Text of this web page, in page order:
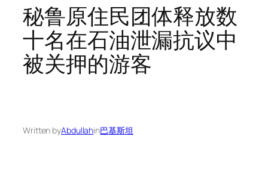
秘鲁原住民团体释放数
十名在石油泄漏抗议中
被关押的游客
Written byAbdullahin巴基斯坦